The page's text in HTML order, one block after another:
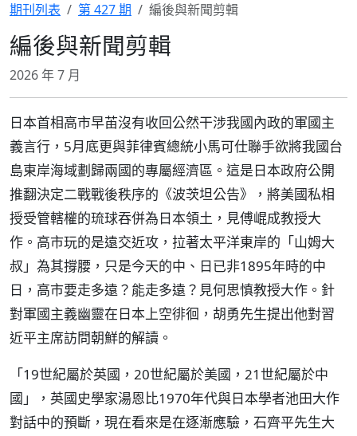
期刊列表 第 427 期 編後與新聞剪輯
編後與新聞剪輯
2026 年 7 月
日本首相高市早苖沒有收回公然干涉我國內政的軍國主
義言行，5月底更與菲律賓總統小馬可仕聯手欲將我國台
島東岸海域劃歸兩國的專屬經濟區。這是日本政府公開
推翻決定二戰戰後秩序的《波茨坦公告》，將美國私相
授受管轄權的琉球吞併為日本領土，見傅崐成教授大
作。高市玩的是遠交近攻，拉著太平洋東岸的「山姆大
叔」為其撐腰，只是今天的中、日已非1895年時的中
日，高市要走多遠？能走多遠？見何思慎教授大作。針
對軍國主義幽靈在日本上空徘徊，胡勇先生提出他對習
近平主席訪問朝鮮的解讀。
「19世紀屬於英國，20世紀屬於美國，21世紀屬於中
國」，英國史學家湯恩比1970年代與日本學者池田大作
對話中的預斷，現在看來是在逐漸應驗，石齊平先生大